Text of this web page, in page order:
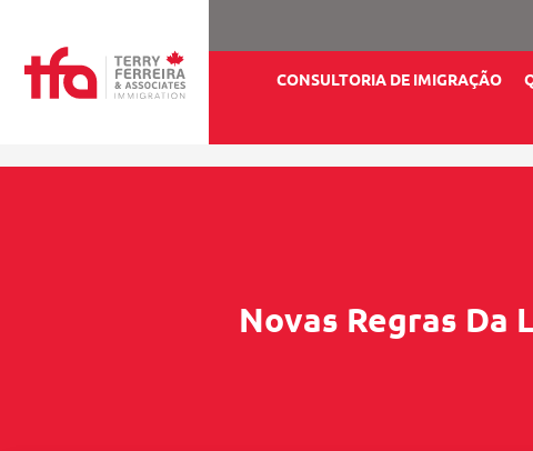
CONSULTORIA DE IMIGRAÇÃO
Novas Regras Da